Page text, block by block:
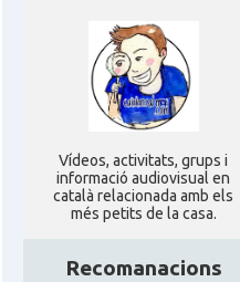
CAMON
CAMON
CAMON
CAMON Catalans
Ví­deos, activitats, grups i
informació audiovisual en
català relacionada amb els
més petits de la casa.
Recomanacions